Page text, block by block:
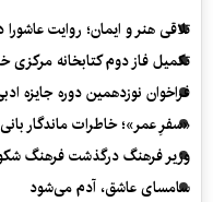
تلاقی هنر و ایمان؛ روایت
تکمیل فاز دوم کتابخانه مرکزی
فراخوان نوزدهمین دوره جایزه
«سفرِ عمر»؛ خاطرات ماندگار
وزیر فرهنگ درگذشت فرهنگ
سامسای عاشق، آدم می‌شود